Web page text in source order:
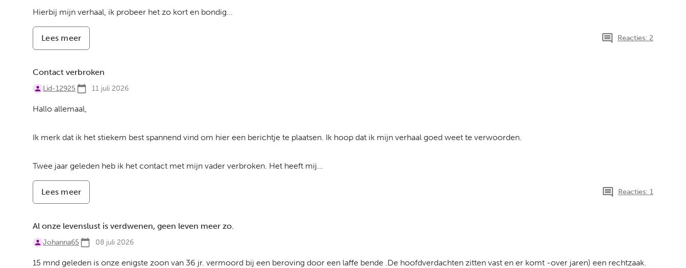
Hierbij mijn verhaal, ik probeer het zo kort en bondig...
Lees meer
Emotioneel
ouders
Reacties: 2
Contact verbroken
Lid-12925 11 juli 2026
Hallo allemaal,
Ik merk dat ik het stiekem best spannend vind om hier een berichtje te plaatsen. Ik hoop dat ik mijn verhaal goed weet te verwoorden.
Twee jaar geleden heb ik het contact met mijn vader verbroken. Het heeft mij...
Lees meer
Contact
Reacties: 1
Al onze levenslust is verdwenen, geen leven meer zo.
Johanna65 08 juli 2026
15 mnd geleden is onze enigste zoon van 36 jr. vermoord bij een beroving door een laffe bende .De hoofdverdachten zitten vast en er komt -over jaren) een rechtzaak.